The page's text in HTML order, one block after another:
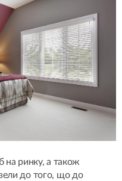
на ринку, а також
до того, що до